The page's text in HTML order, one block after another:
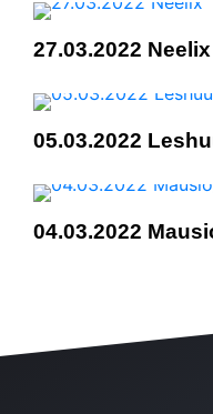
27.03.2022 Neelix
05.03.2022
04.03.2022